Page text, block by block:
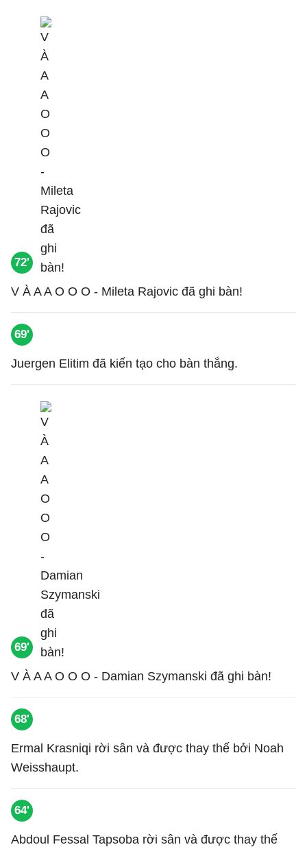
72'
V À A A O O O - Mileta Rajovic đã ghi bàn!
69'
Juergen Elitim đã kiến tạo cho bàn thắng.
69'
V À A A O O O - Damian Szymanski đã ghi bàn!
68'
Ermal Krasniqi rời sân và được thay thế bởi Noah
Weisshaupt.
64'
Abdoul Fessal Tapsoba rời sân và được thay thế